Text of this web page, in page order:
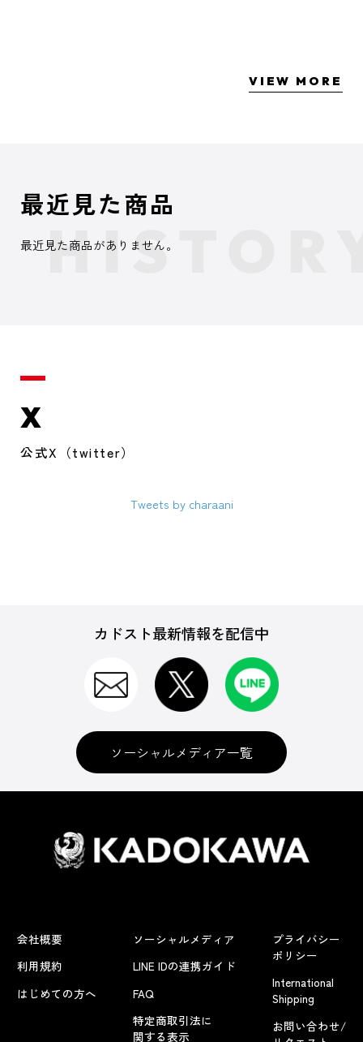
VIEW MORE
最近見た商品
最近見た商品がありません。
X
公式X（twitter）
Tweets by charaani
カドスト最新情報を配信中
ソーシャルメディア一覧
会社概要
利用規約
はじめての方へ
ソーシャルメディア
LINE IDの連携ガイド
FAQ
特定商取引法に
関する表示
プライバシー
ポリシー
International
Shipping
お問い合わせ/